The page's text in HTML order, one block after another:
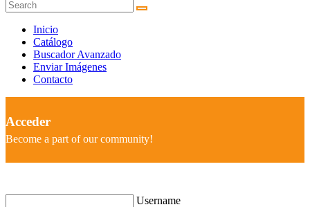
Inicio
Catálogo
Buscador Avanzado
Enviar Imágenes
Contacto
Acceder
Become a part of our community!
Username